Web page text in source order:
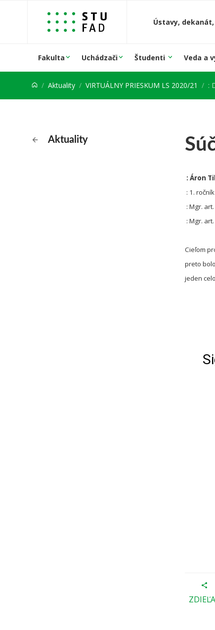
Prejsť na obsah
Ústavy,
Fakulta Uchádzači Študenti Veda a
Aktuality VIRTUÁLNY PRIESKUM LS 2020/21 :
Aktuality
: Áron
: 1. ročník
: Mgr.
: Mgr.
Cieľom
preto
jeden